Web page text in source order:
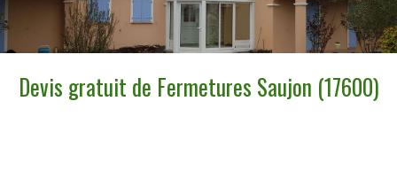
Devis gratuit de Fermetures Saujon (17600)